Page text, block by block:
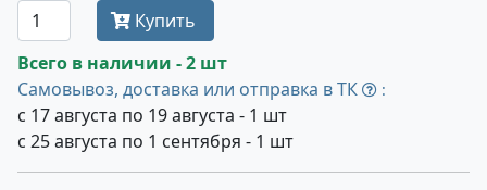
Купить
Всего в наличии - 2 шт
Самовывоз, доставка или отправка в ТК
:
с 17 августа по 19 августа - 1 шт
с 25 августа по 1 сентября - 1 шт